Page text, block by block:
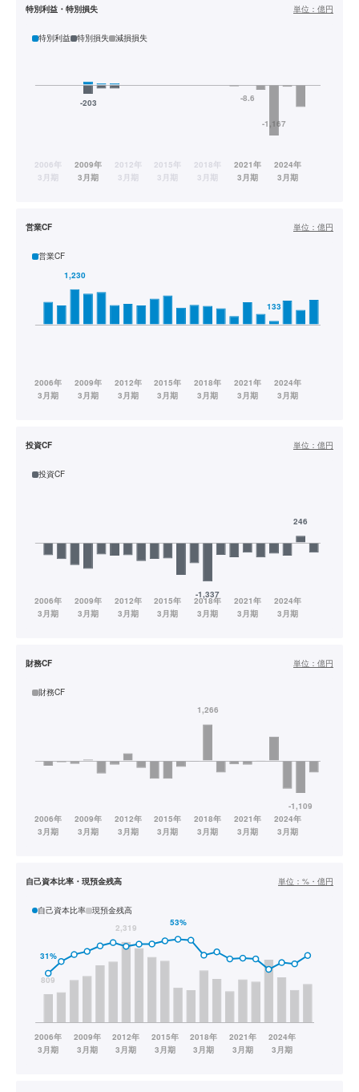
特別利益・特別損失 単位： 億円
特別利益 特別損失 減損損失
営業CF 単位： 億円
営業CF
投資CF 単位： 億円
投資CF
財務CF 単位： 億円
財務CF
自己資本比率・現預金残高 単位： %・億円
自己資本比率 現預金残高